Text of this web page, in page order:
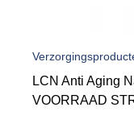
LCN Anti Aging
VOORRAAD